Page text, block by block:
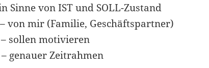
Sinne von IST und SOLL-Zustand
von mir (Familie, Geschäftspartner)
sollen motivieren
genauer Zeitrahmen